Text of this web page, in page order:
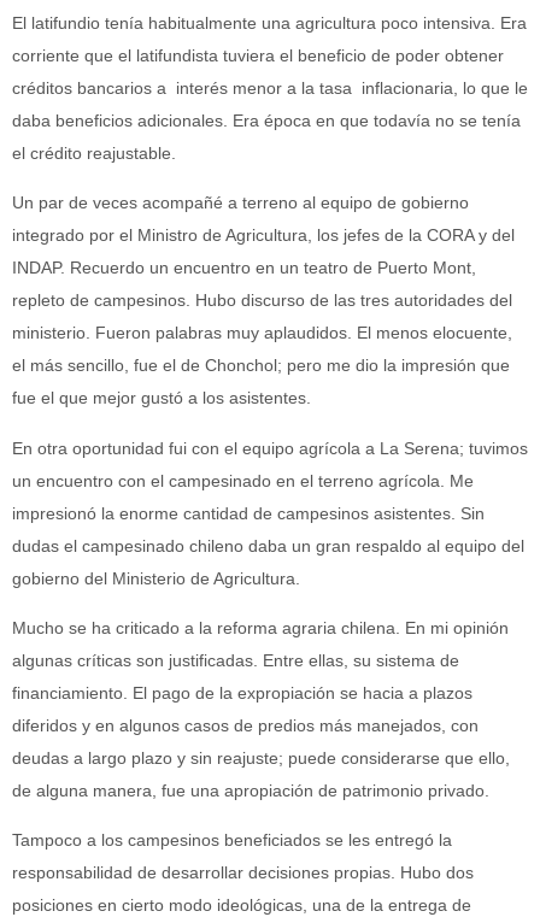
El latifundio tenía habitualmente una agricultura poco intensiva. Era
corriente que el latifundista tuviera el beneficio de poder obtener
créditos bancarios a interés menor a la tasa inflacionaria, lo que le
daba beneficios adicionales. Era época en que todavía no se tenía
el crédito reajustable.
Un par de veces acompañé a terreno al equipo de gobierno
integrado por el Ministro de Agricultura, los jefes de la CORA y del
INDAP. Recuerdo un encuentro en un teatro de Puerto Mont,
repleto de campesinos. Hubo discurso de las tres autoridades del
ministerio. Fueron palabras muy aplaudidos. El menos elocuente,
el más sencillo, fue el de Chonchol; pero me dio la impresión que
fue el que mejor gustó a los asistentes.
En otra oportunidad fui con el equipo agrícola a La Serena; tuvimos
un encuentro con el campesinado en el terreno agrícola. Me
impresionó la enorme cantidad de campesinos asistentes. Sin
dudas el campesinado chileno daba un gran respaldo al equipo del
gobierno del Ministerio de Agricultura.
Mucho se ha criticado a la reforma agraria chilena. En mi opinión
algunas críticas son justificadas. Entre ellas, su sistema de
financiamiento. El pago de la expropiación se hacia a plazos
diferidos y en algunos casos de predios más manejados, con
deudas a largo plazo y sin reajuste; puede considerarse que ello,
de alguna manera, fue una apropiación de patrimonio privado.
Tampoco a los campesinos beneficiados se les entregó la
responsabilidad de desarrollar decisiones propias. Hubo dos
posiciones en cierto modo ideológicas, una de la entrega de